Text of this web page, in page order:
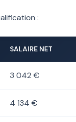
:
SALAIRE NET
3 042 €
4 134 €